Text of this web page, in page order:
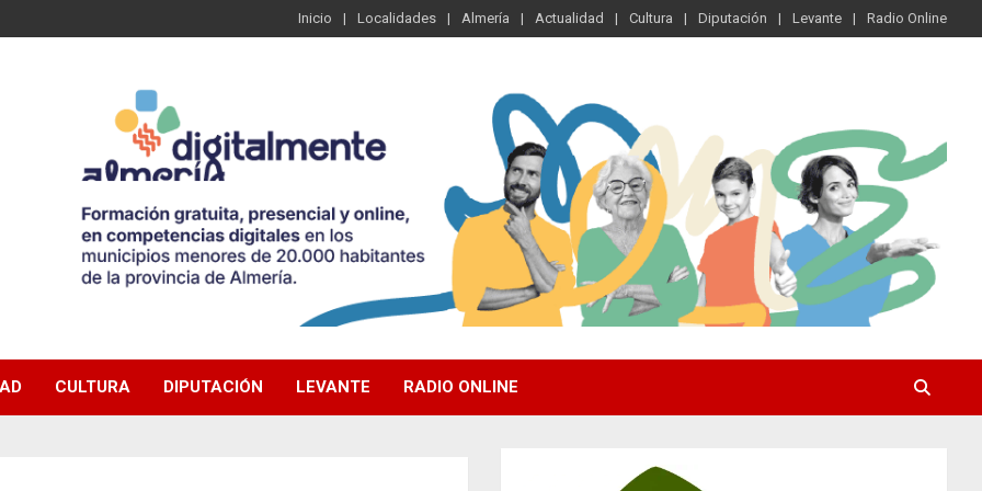
Inicio Localidades Almería Actualidad Cultura Diputación Levante Radio Online
CULTURA DIPUTACIÓN LEVANTE RADIO ONLINE